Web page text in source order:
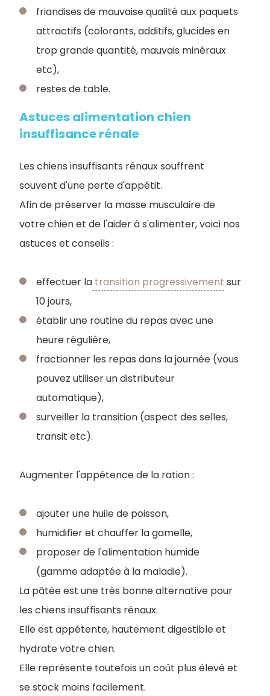
friandises de mauvaise qualité aux paquets
attractifs (colorants, additifs, glucides en
trop grande quantité, mauvais minéraux
etc),
restes de table.
Astuces alimentation chien
insuffisance rénale
Les chiens insuffisants rénaux souffrent
souvent d'une perte d'appétit.
Afin de préserver la masse musculaire de
votre chien et de l'aider à s'alimenter, voici nos
astuces et conseils :
effectuer la transition progressivement sur
10 jours,
établir une routine du repas avec une
heure régulière,
fractionner les repas dans la journée (vous
pouvez utiliser un distributeur
automatique),
surveiller la transition (aspect des selles,
transit etc).
Augmenter l'appétence de la ration :
ajouter une huile de poisson,
humidifier et chauffer la gamelle,
proposer de l'alimentation humide
(gamme adaptée à la maladie).
La pâtée est une très bonne alternative pour
les chiens insuffisants rénaux.
Elle est appétente, hautement digestible et
hydrate votre chien.
Elle représente toutefois un coût plus élevé et
se stock moins facilement.